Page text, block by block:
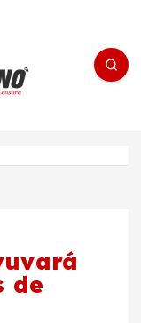
noticias/editorial
de